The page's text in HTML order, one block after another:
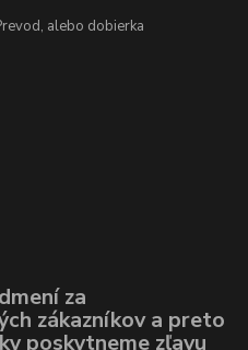
alebo dobierka
za
zákazníkov a preto
poskytneme zľavu